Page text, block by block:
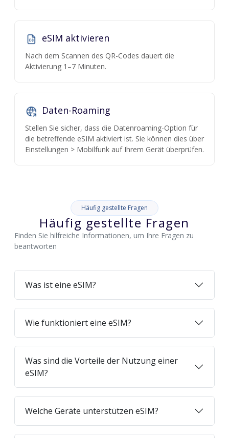
eSIM aktivieren
Nach dem Scannen des QR-Codes dauert die
Aktivierung 1–7 Minuten.
Daten-Roaming
Stellen Sie sicher, dass die Datenroaming-Option für
die betreffende eSIM aktiviert ist. Sie können dies über
Einstellungen > Mobilfunk auf Ihrem Gerät überprüfen.
Häufig gestellte Fragen
Häufig gestellte Fragen
Finden Sie hilfreiche Informationen, um Ihre Fragen zu
beantworten
Was ist eine eSIM?
Wie funktioniert eine eSIM?
Was sind die Vorteile der Nutzung einer
eSIM?
Welche Geräte unterstützen eSIM?